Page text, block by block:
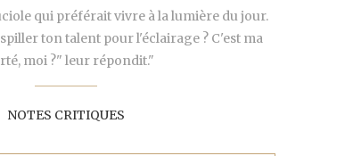
qui préférait vivre à la lumière du jour.
ton talent pour l'éclairage ? C'est ma
moi ?" leur répondit."
NOTES CRITIQUES